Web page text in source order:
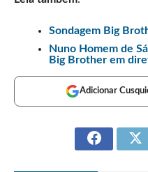
Sondagem Big
Nuno Homem de
Big Brother em
Adicionar